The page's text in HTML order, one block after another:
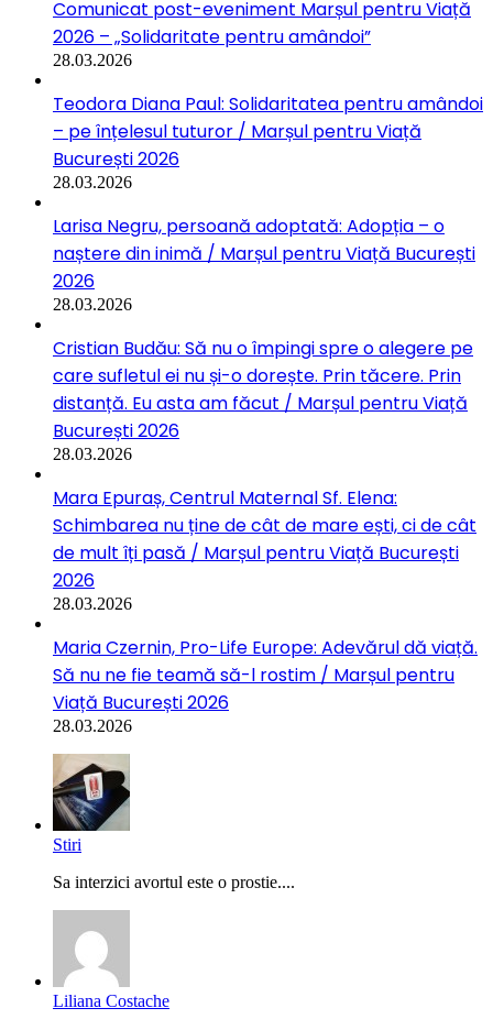
Comunicat post-eveniment Marșul pentru Viață
2026 – „Solidaritate pentru amândoi”
28.03.2026
Teodora Diana Paul: Solidaritatea pentru amândoi
– pe înțelesul tuturor / Marșul pentru Viață
București 2026
28.03.2026
Larisa Negru, persoană adoptată: Adopția – o
naștere din inimă / Marșul pentru Viață București
2026
28.03.2026
Cristian Budău: Să nu o împingi spre o alegere pe
care sufletul ei nu și-o dorește. Prin tăcere. Prin
distanță. Eu asta am făcut / Marșul pentru Viață
București 2026
28.03.2026
Mara Epuraș, Centrul Maternal Sf. Elena:
Schimbarea nu ține de cât de mare ești, ci de cât
de mult îți pasă / Marșul pentru Viață București
2026
28.03.2026
Maria Czernin, Pro-Life Europe: Adevărul dă viață.
Să nu ne fie teamă să-l rostim / Marșul pentru
Viață București 2026
28.03.2026
Stiri
Sa interzici avortul este o prostie....
Liliana Costache